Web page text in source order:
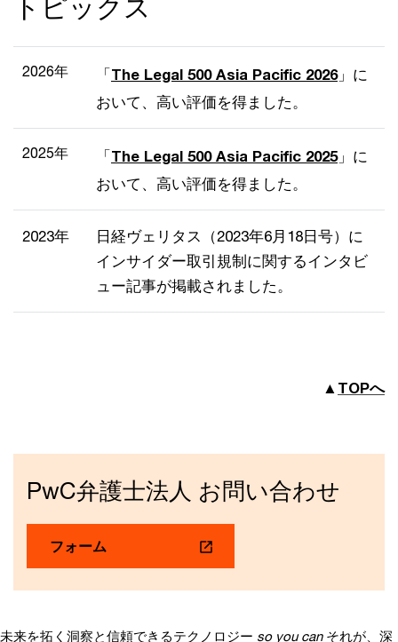
トピックス
2026年 「The Legal 500 Asia Pacific 2026」に
おいて、高い評価を得ました。
2025年 「The Legal 500 Asia Pacific 2025」に
おいて、高い評価を得ました。
2023年
日経ヴェリタス（2023年6月18日号）に
インサイダー取引規制に関するインタビ
ュー記事が掲載されました。
▲ TOPへ
PwC弁護士法人 お問い合わせ
フォーム
未来を拓く洞察と信頼できるテクノロジー so you can それが、深